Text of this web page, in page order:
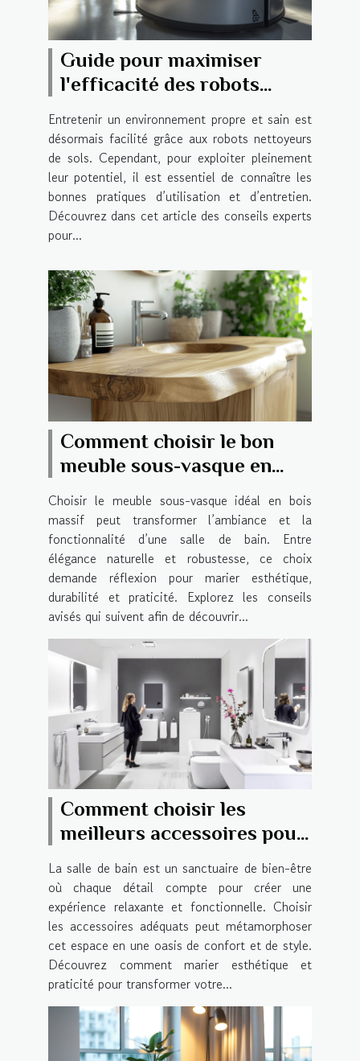
Guide pour maximiser
l'efficacité des robots
nettoyeurs de sols
Entretenir un environnement propre et sain est
désormais facilité grâce aux robots nettoyeurs
de sols. Cependant, pour exploiter pleinement
leur potentiel, il est essentiel de connaître les
bonnes pratiques d’utilisation et d’entretien.
Découvrez dans cet article des conseils experts
pour...
Comment choisir le bon
meuble sous-vasque en
de bain
Choisir le meuble sous-vasque idéal en bois
massif peut transformer l’ambiance et la
fonctionnalité d’une salle de bain. Entre
élégance naturelle et robustesse, ce choix
demande réflexion pour marier esthétique,
durabilité et praticité. Explorez les conseils
avisés qui suivent afin de découvrir...
Comment choisir les
meilleurs accessoires pour
votre salle de bain
La salle de bain est un sanctuaire de bien-être
où chaque détail compte pour créer une
expérience relaxante et fonctionnelle. Choisir
les accessoires adéquats peut métamorphoser
cet espace en une oasis de confort et de style.
Découvrez comment marier esthétique et
praticité pour transformer votre...